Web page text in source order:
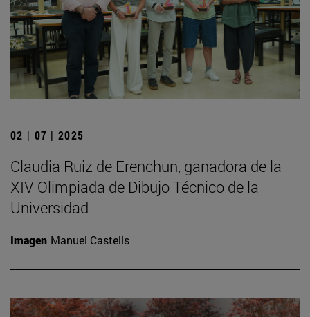
02 | 07 | 2025
Claudia Ruiz de Erenchun, ganadora de la
XIV Olimpiada de Dibujo Técnico de la
Universidad
Imagen Manuel Castells